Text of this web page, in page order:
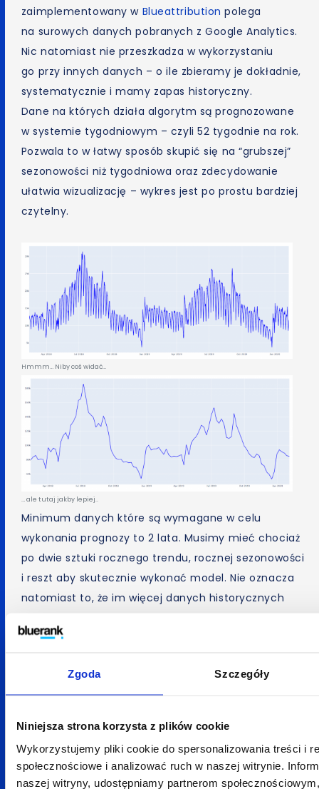
Zgoda Szczegóły
Niniejsza strona korzysta z plików cookie
Wykorzystujemy pliki cookie do spersonalizowania treści i
społecznościowe i analizować ruch w naszej witrynie.
naszej witryny, udostępniamy partnerom
zaimplementowany w Blueattributionpolega
na surowych danych pobranych z Google Analytics.
Nic natomiast nie przeszkadza w wykorzystaniu
go przy innych danych – o ile zbieramy je dokładnie,
systematycznie i mamy zapas historyczny.
Dane na których działa algorytm są prognozowane
w systemie tygodniowym – czyli 52 tygodnie na rok.
Pozwala to w łatwy sposób skupić się na “grubszej”
sezonowości niż tygodniowa oraz zdecydowanie
ułatwia wizualizację – wykres jest po prostu bardziej
czytelny.
Hmmm… Niby coś widać…
… ale tutaj jakby lepiej..
Minimum danych które są wymagane w celu
wykonania prognozy to 2 lata. Musimy mieć chociaż
po dwie sztuki rocznego trendu, rocznej sezonowości
i reszt aby skutecznie wykonać model. Nie oznacza
natomiast to, że im więcej danych historycznych
w stanie stworzyć. Jeżeli w dalszym okresie
przebudowaniu lub zostały podjęte inne działania
które miały drastyczny i nagły wpływ na ruch,
model i nie pozwoli na dokładne prognozowanie.